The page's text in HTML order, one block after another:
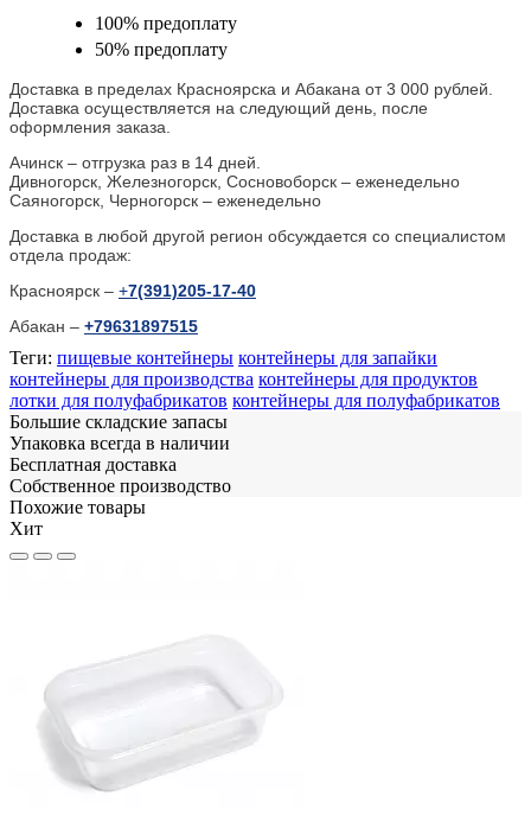
100% предоплату
50% предоплату
Доставка в пределах Красноярска и Абакана от 3 000 рублей.
Доставка осуществляется на следующий день, после
оформления заказа.
Ачинск – отгрузка раз в 14 дней.
Дивногорск, Железногорск, Сосновоборск – еженедельно
Саяногорск, Черногорск – еженедельно
Доставка в любой другой регион обсуждается со специалистом
отдела продаж:
Красноярск – +7(391)205-17-40
Абакан – +79631897515
Теги: пищевые контейнеры контейнеры для запайки
контейнеры для производства контейнеры для продуктов
лотки для полуфабрикатов контейнеры для полуфабрикатов
Большие складские запасы
Упаковка всегда в наличии
Бесплатная доставка
Собственное производство
Похожие товары
Хит